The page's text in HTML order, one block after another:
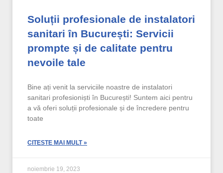
Soluții profesionale de instalatori
sanitari în București: Servicii
prompte și de calitate pentru
nevoile tale
Bine ați venit la serviciile noastre de instalatori
sanitari profesioniști în București! Suntem aici pentru
a vă oferi soluții profesionale și de încredere pentru
toate
CITESTE MAI MULT »
noiembrie 19, 2023